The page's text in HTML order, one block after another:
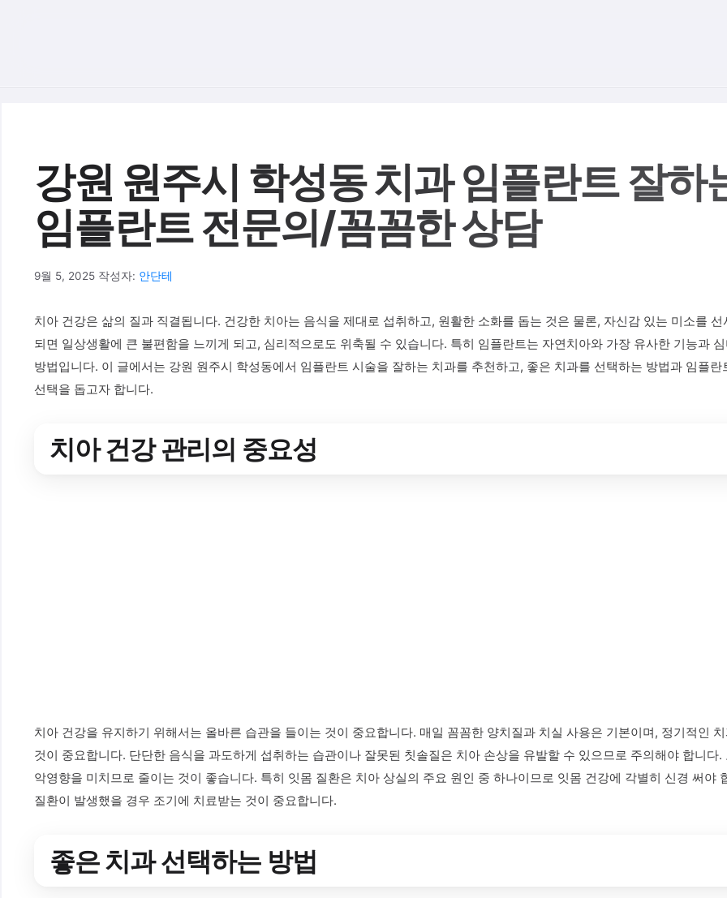
강원 원주시 학성동 치과 임플란트 잘하
임플란트 전문의/꼼꼼한 상담
9월 5, 2025 작성자: 안단테
치아 건강은 삶의 질과 직결됩니다. 건강한 치아는 음식을 제대로 섭취하고, 원활한 소화를 돕는 것은 물론, 자신감 있는 미소를
되면 일상생활에 큰 불편함을 느끼게 되고, 심리적으로도 위축될 수 있습니다. 특히 임플란트는 자연치아와 가장 유사한 기능과
방법입니다. 이 글에서는 강원 원주시 학성동에서 임플란트 시술을 잘하는 치과를 추천하고, 좋은 치과를 선택하는 방법과 임플
선택을 돕고자 합니다.
치아 건강 관리의 중요성
치아 건강을 유지하기 위해서는 올바른 습관을 들이는 것이 중요합니다. 매일 꼼꼼한 양치질과 치실 사용은 기본이며, 정기적인
것이 중요합니다. 단단한 음식을 과도하게 섭취하는 습관이나 잘못된 칫솔질은 치아 손상을 유발할 수 있으므로 주의해야 합니
악영향을 미치므로 줄이는 것이 좋습니다. 특히 잇몸 질환은 치아 상실의 주요 원인 중 하나이므로 잇몸 건강에 각별히 신경 써야
질환이 발생했을 경우 조기에 치료받는 것이 중요합니다.
좋은 치과 선택하는 방법